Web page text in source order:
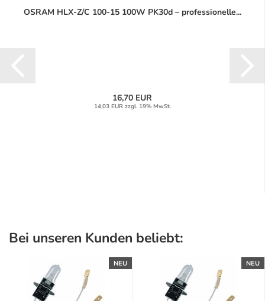
OSRAM HLX-Z/C 100-15 100W PK30d – professionelle...
16,70 EUR
14,03 EUR zzgl. 19% MwSt.
Bei unseren Kunden beliebt:
NEU NEU